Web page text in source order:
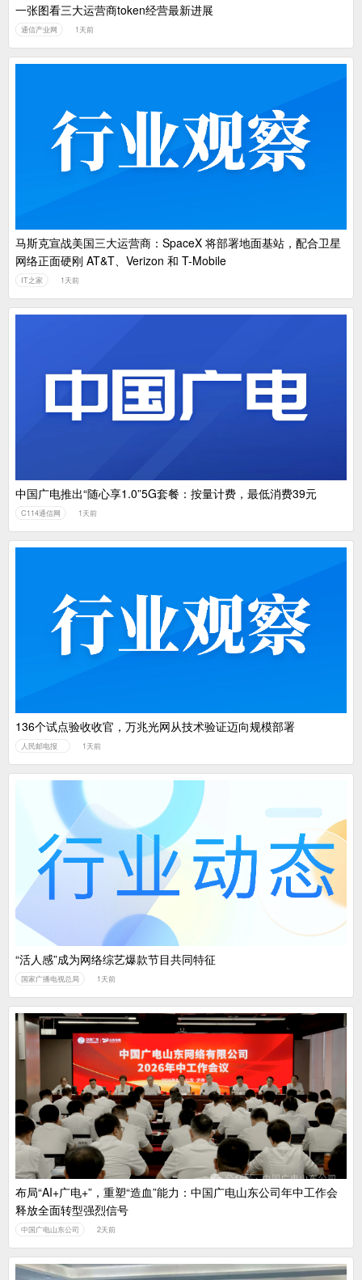
一张图看三大运营商token经营最新进展
通信产业网 1天前
马斯克宣战美国三大运营商：SpaceX 将部署地面基站，配合卫星
网络正面硬刚 AT&T、Verizon 和 T-Mobile
IT之家 1天前
中国广电推出“随心享1.0”5G套餐：按量计费，最低消费39元
C114通信网 1天前
136个试点验收收官，万兆光网从技术验证迈向规模部署
人民邮电报 1天前
“活人感”成为网络综艺爆款节目共同特征
国家广播电视总局 1天前
布局“AI+广电+”，重塑“造血”能力：中国广电山东公司年中工作会
释放全面转型强烈信号
中国广电山东公司 2天前